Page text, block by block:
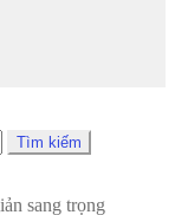
Tìm kiếm